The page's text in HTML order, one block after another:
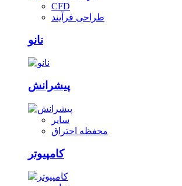
CFD
طراحی فرآیند
نانو
پیشرانش
سایر
محفظه احتراق
کامپیوتر